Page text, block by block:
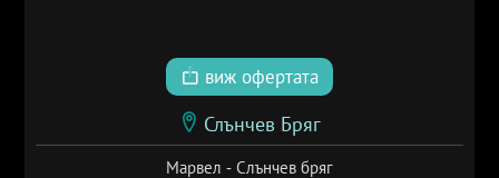
виж офертата
Слънчев Бряг
Марвел - Слънчев бряг